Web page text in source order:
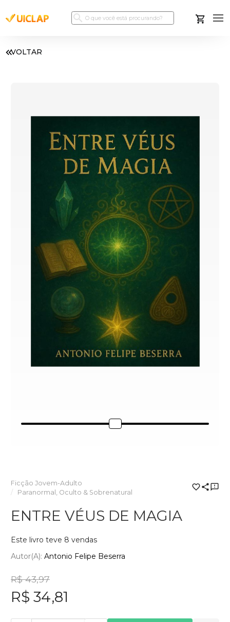
VOLTAR
Ficção Jovem-Adulto
Paranormal, Oculto & Sobrenatural
ENTRE VÉUS DE MAGIA
Este livro teve 8 vendas
Autor(a): Antonio Felipe Beserra
R$ 43,97
R$ 34,81